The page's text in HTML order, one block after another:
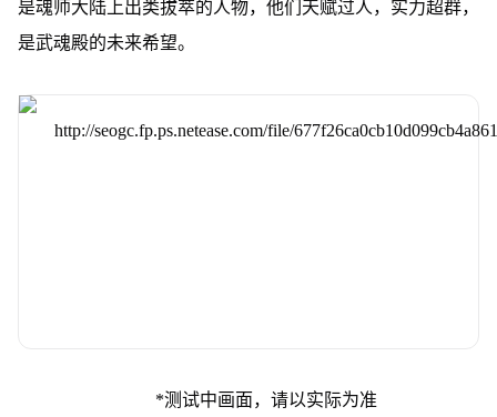
是魂师大陆上出类拔萃的人物，他们天赋过人，实力超群，
是武魂殿的未来希望。
*测试中画面，请以实际为准